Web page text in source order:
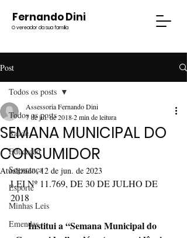
Fernando Dini
O vereador da sua família
Post
Todos os posts
Saúde
Educação
Segurança
Esporte
Minhas Leis
Emendas
Todos os posts
SEMANA MUNICIPAL DO
CONSUMIDOR
Assessoria Fernando Dini
7 de jul. de 20182 min de leitura
Atualizado:12 de jun. de 2023
LEI Nº 11.769, DE 30 DE JULHO DE
2018
Institui a “Semana Municipal do